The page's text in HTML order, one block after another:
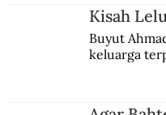
Kisah
Buyut
keluarga